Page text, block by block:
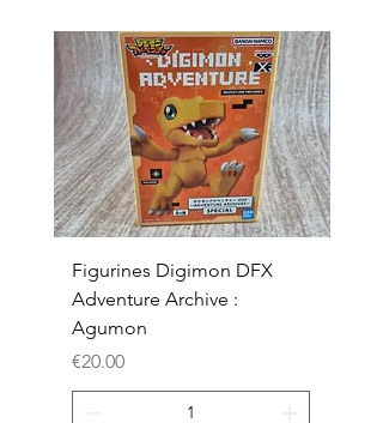
Figurines Digimon DFX
Adventure Archive :
Agumon
Price
€20.00